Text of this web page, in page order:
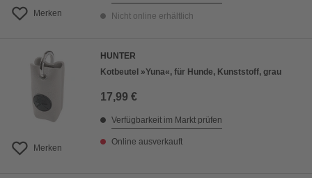
Merken Nicht online erhältlich
Merken
HUNTER
Kotbeutel »Yuna«, für Hunde, Kunststoff, grau
17,99 €
Verfügbarkeit im Markt prüfen
Online ausverkauft